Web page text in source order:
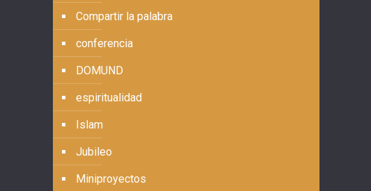
Compartir la palabra
conferencia
DOMUND
espiritualidad
Islam
Jubileo
Miniproyectos